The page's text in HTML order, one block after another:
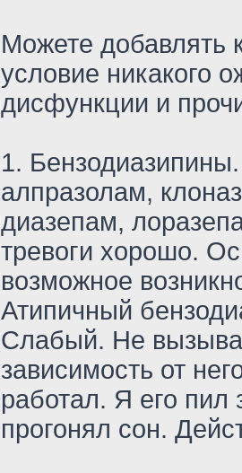
Можете добавлять
условие никакого
дисфункции и
1.
алпразолам,
диазепам,
тревоги хорошо.
возможное
Атипичный
Слабый. Не
зависимость от
работал. Я его
прогонял сон.